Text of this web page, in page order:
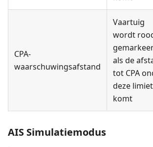
CPA-
waarschuwingsafstand
Vaartuig
wordt
als de
tot CPA
deze limiet
komt
AIS Simulatiemodus